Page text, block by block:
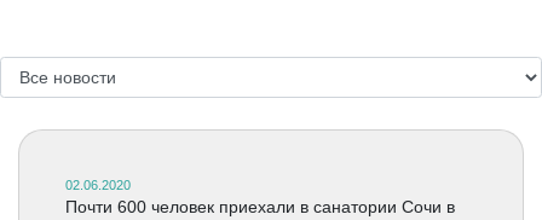
02.06.2020
Почти 600 человек приехали в санатории Сочи в